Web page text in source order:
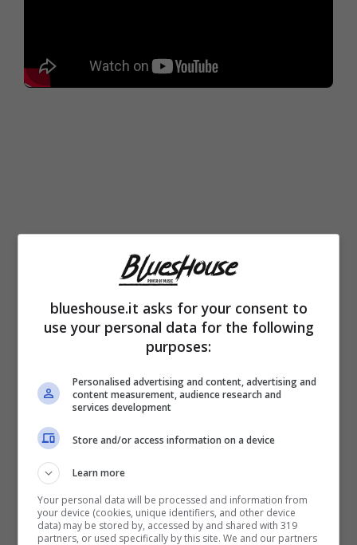
Nel frattempo, Bublé recita in piccolissimi
Files” o nel film “Duets”.La svolta arriva nel
alla festa di matrimonio di Brian Mulroney,
l’allora Primo Ministro canadese. Alla festa
incontra ilproduttore della Warner Bros.
David Foster , il quale resta colpito dalle sue
blueshouse.it asks for your consent to
use your personal data for the following
purposes:
Personalised advertising and content, advertising and
content measurement, audience research and
services development
Store and/or access information on a device
Learn more
Your personal data will be processed and information from
your device (cookies, unique identifiers, and other device
data) may be stored by, accessed by and shared with 319
partners, or used specifically by this site. We and our partners